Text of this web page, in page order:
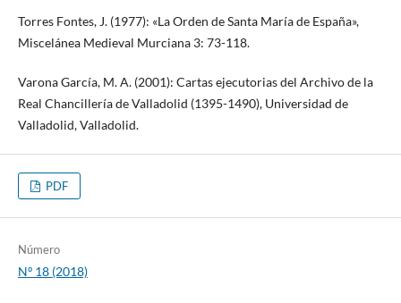
Torres Fontes, J. (1977): «La Orden de Santa María de España»,
Miscelánea Medieval Murciana 3: 73-118.
Varona García, M. A. (2001): Cartas ejecutorias del Archivo de la
Real Chancillería de Valladolid (1395-1490), Universidad de
Valladolid, Valladolid.
PDF
Número
Nº 18 (2018)